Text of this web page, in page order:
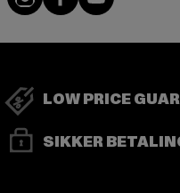
LOW PRICE
SIKKER